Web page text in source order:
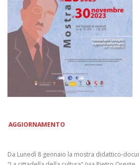
AGGIORNAMENTO
Da Lunedì 8 gennaio la mostra didattico-